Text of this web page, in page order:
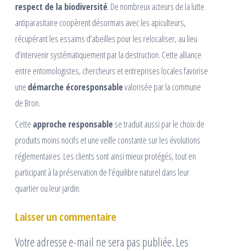
respect de la biodiversité. De nombreux acteurs de la lutte
antiparasitaire coopèrent désormais avec les apiculteurs,
récupérant les essaims d’abeilles pour les relocaliser, au lieu
d’intervenir systématiquement par la destruction. Cette alliance
entre entomologistes, chercheurs et entreprises locales favorise
une démarche écoresponsablevalorisée par la commune
de Bron.
Cette approche responsable se traduit aussi par le choix de
produits moins nocifs et une veille constante sur les évolutions
réglementaires. Les clients sont ainsi mieux protégés, tout en
participant à la préservation de l’équilibre naturel dans leur
quartier ou leur jardin.
Laisser un commentaire
Votre adresse e-mail ne sera pas publiée.Les